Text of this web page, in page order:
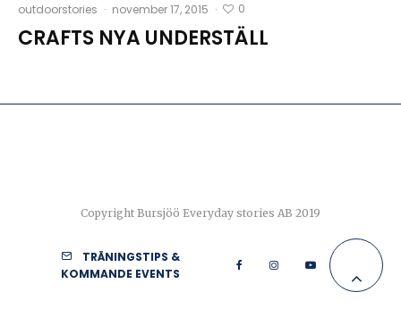
outdoorstories · november 17, 2015 · 0
CRAFTS NYA UNDERSTÄLL
Copyright Bursjöö Everyday stories AB 2019
TRÄNINGSTIPS &
KOMMANDE EVENTS